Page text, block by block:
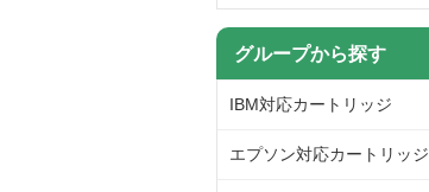
グループから探す
IBM対応カートリッジ
エプソン対応カートリッジ